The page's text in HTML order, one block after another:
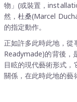
物」(或裝置，
然，杜桑(Marcel
的指定動作。
正如許多此時此地，從
Readymade)的背後
目眩的現代藝術形式
關係，在此時此地的藝